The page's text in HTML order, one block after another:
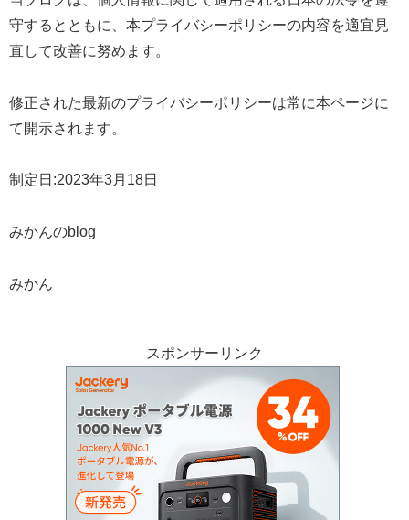
守するとともに、本プライバシーポリシーの内容を適宜見
直して改善に努めます。
修正された最新のプライバシーポリシーは常に本ページに
て開示されます。
制定日:2023年3月18日
みかんのblog
みかん
スポンサーリンク